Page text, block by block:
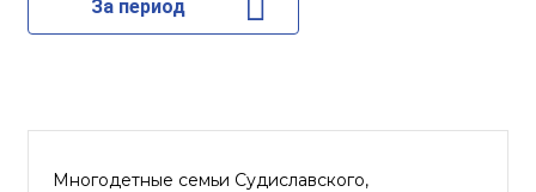
За период
Многодетные семьи Судиславского,